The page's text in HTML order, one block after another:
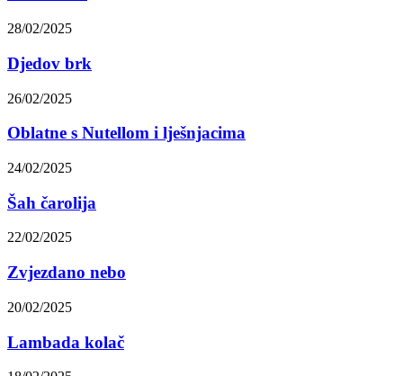
28/02/2025
Djedov brk
26/02/2025
Oblatne s Nutellom i lješnjacima
24/02/2025
Šah čarolija
22/02/2025
Zvjezdano nebo
20/02/2025
Lambada kolač